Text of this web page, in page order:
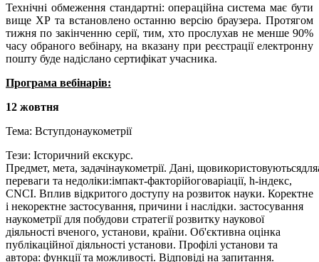
Технічні обмеження стандартні: операційна система має бути
вище ХР та встановлено останню версію браузера. Протягом
тижня по закінченню серії, тим, хто прослухав не менше 90%
часу обраного вебінару, на вказану при реєстрації електронну
пошту буде надіслано сертифікат учасника.
Програма вебінарів:
12 жовтня
Тема: Вступдонаукометрії
Тези: Історичний екскурс.
Предмет, мета, задачінаукометрії. Дані, щовикористовуютьсядля
переваги та недоліки:імпакт-факторійоговаріації, h-індекс,
CNCI. Вплив відкритого доступу на розвиток науки. Коректне
і некоректне застосування, причини і наслідки. застосування
наукометрії для побудови стратегії розвитку наукової
діяльності вченого, установи, країни. Об'єктивна оцінка
публікаційної діяльності установи. Профілі установи та
автора: функції та можливості. Відповіді на запитання.